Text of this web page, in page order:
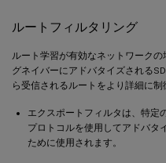
ルートフィルタリング
ルート学習が有効なネットワーク
グネイバーにアドバタイズされる
ら受信されるルートをより詳細に制
エクスポートフィルタは、特定
プロトコルを使用してアドバタ
ために使用されます。